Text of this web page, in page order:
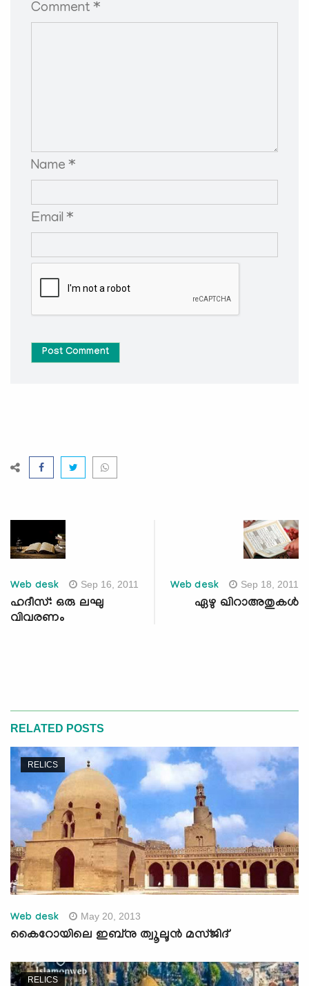
Comment *
Name *
Email *
Post Comment
Web desk Sep 16, 2011
ഹദീസ്: ഒരു ലഘു
വിവരണം
Web desk Sep 18, 2011
ഏഴു ഖിറാഅതുകള്‍
RELATED POSTS
RELICS
Web desk May 20, 2013
കൈറോയിലെ ഇബ്നു ത്വൂലൂന്‍ മസ്ജിദ്
RELICS